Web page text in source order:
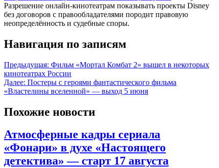
Разрешение онлайн‑кинотеатрам показывать проекты Disney
без договоров с правообладателями породит правовую
неопределённость и судебные споры.
Навигация по записям
Предыдущая: Фильм «Мортал Комбат 2» вышел в некоторых
кинотеатрах России
Далее: Постеры с героями фантастического фильма
«Властелины вселенной» — выход 5 июня
Похожие новости
Атмосферные кадры сериала
«Фонари» в духе «Настоящего
детектива» — старт 17 августа